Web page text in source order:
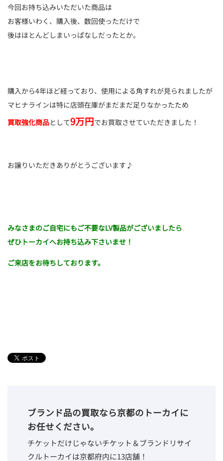
今回お持ち込みいただいた商品は
お客様いわく、購入後、数回使っただけで
後はほとんどしまいっぱなしだったとか。
購入から4年ほど経っており、使用による角すれが見られましたが
マヒナラインは特に店頭在庫がまだまだ足りなかったため
買取強化商品として9万円でお買取させていただきました！
お譲りいただきありがとうございます♪
みなさまのご自宅にもご不要なLV製品がございましたら
ぜひトーカイへお持ち込み下さいませ！
ご来店をお待ちしております。
ブランド品の買取なら京都のトーカイに
お任せください。
チケットだけじゃないチケット＆ブランドリサイ
クルトーカイは京都府内に13店舗！